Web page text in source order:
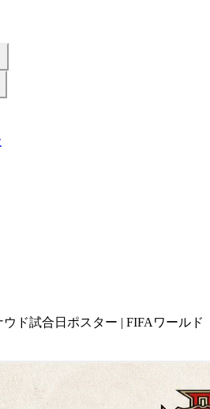
ド試合日ポスター | FIFAワールド